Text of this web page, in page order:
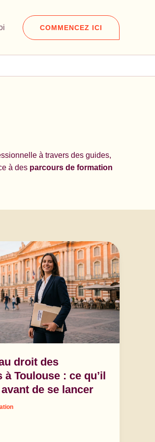
COMMENCEZ ICI
à travers des guides,
à des parcours de formation
droit des
Toulouse : ce qu’il
de se lancer